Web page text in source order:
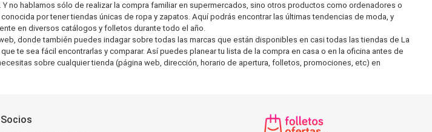
no hablamos sólo de realizar la compra familiar en supermercados, sino otros productos como ordenadores o
por tener tiendas únicas de ropa y zapatos. Aquí podrás encontrar las últimas tendencias de moda, y
en diversos catálogos y folletos durante todo el año.
donde también puedes indagar sobre todas las marcas que están disponibles en casi todas las tiendas de La
te sea fácil encontrarlas y comparar. Así puedes planear tu lista de la compra en casa o en la oficina antes de
sobre cualquier tienda (página web, dirección, horario de apertura, folletos, promociones, etc) en
Socios